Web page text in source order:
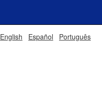
English Español Português